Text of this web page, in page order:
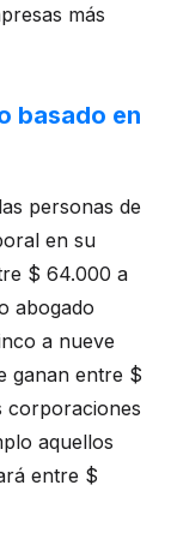
más
basado en
personas de
en su
$ 64.000 a
abogado
a nueve
ganan entre $
corporaciones
aquellos
entre $